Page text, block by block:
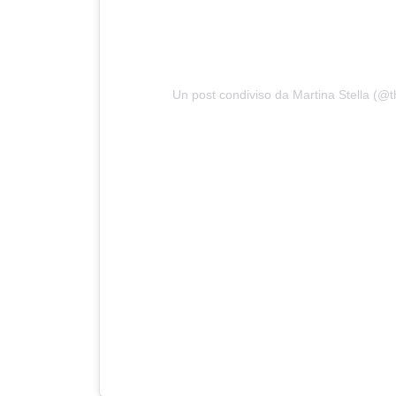
Un post condiviso da Martina Stella